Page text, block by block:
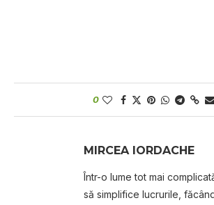
0
MIRCEA IORDACHE
Într-o lume tot mai
să simplifice lucrurile,